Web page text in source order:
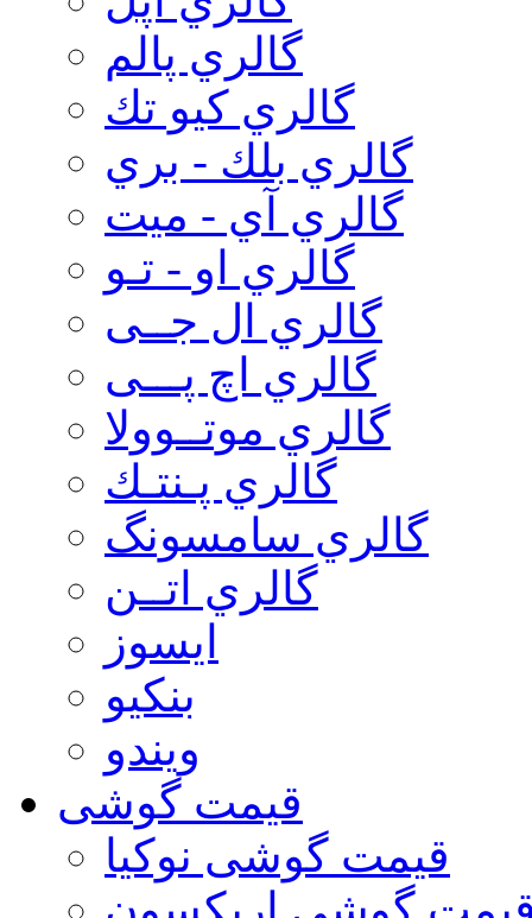
گالري پالم
گالري كيو تك
گالري بلك - بري
گالري آي - ميت
گالري او - تـو
گالري ال جــی
گالري اچ پـــی
گالري موتــوولا
گالري پـنتـك
گالري سامسونگ
گالري اتــن
ایسوز
بنکیو
ویندو
قیمت گوشی
قیمت گوشی نوكيا